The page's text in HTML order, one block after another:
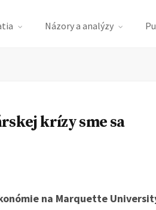
Názory a analýzy
krízy sme sa
na Marquette